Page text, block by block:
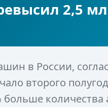
2,5
в России,
второго
больше